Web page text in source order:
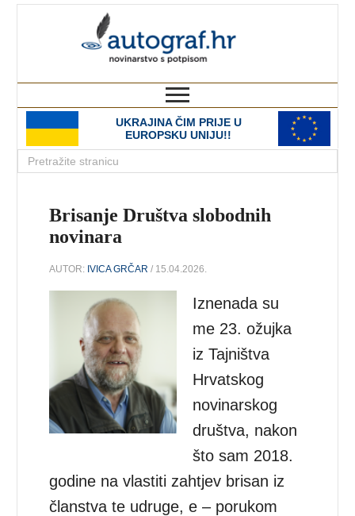
UKRAJINA ČIM PRIJE U
EUROPSKU UNIJU!!
Brisanje Društva slobodnih
novinara
AUTOR: IVICA GRČAR / 15.04.2026.
Iznenada su
me 23. ožujka
iz Tajništva
Hrvatskog
novinarskog
društva, nakon
što sam 2018.
godine na vlastiti zahtjev brisan iz
članstva te udruge, e – porukom